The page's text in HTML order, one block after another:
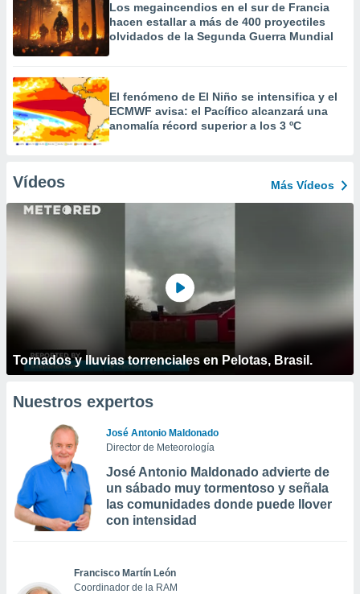
Los megaincendios en el sur de Francia
hacen estallar a más de 400 proyectiles
olvidados de la Segunda Guerra Mundial
El fenómeno de El Niño se intensifica y el
ECMWF avisa: el Pacífico alcanzará una
anomalía récord superior a los 3 ºC
Vídeos Más Vídeos
Tornados y lluvias torrenciales en Pelotas, Brasil.
Nuestros expertos
José Antonio Maldonado
Director de Meteorología
José Antonio Maldonado advierte de
un sábado muy tormentoso y señala
las comunidades donde puede llover
con intensidad
Francisco Martín León
Coordinador de la RAM